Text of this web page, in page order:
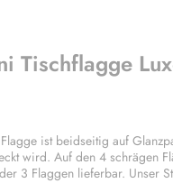
Tischflagge
ist beidseitig auf
wird. Auf den 4
3 Flaggen lieferbar. Unser